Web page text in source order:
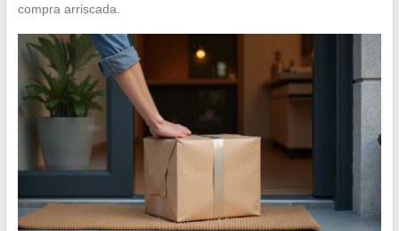
compra arriscada.